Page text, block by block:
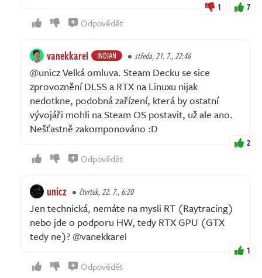
1 7
Odpovědět
vanekkarel INDIAN středa, 21. 7., 22:46
@unicz Velká omluva. Steam Decku se sice
zprovoznění DLSS a RTX na Linuxu nijak
nedotkne, podobná zařízení, která by ostatní
vývojáři mohli na Steam OS postavit, už ale ano.
Nešťastně zakomponováno :D
2
Odpovědět
unicz čtvrtek, 22. 7., 6:20
Jen technická, nemáte na mysli RT (Raytracing)
nebo jde o podporu HW, tedy RTX GPU (GTX
tedy ne)? @vanekkarel
1
Odpovědět